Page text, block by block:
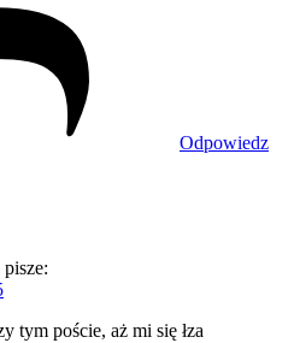
Odpowiedz
pisze:
tym poście, aż mi się łza